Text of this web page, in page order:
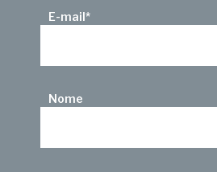
E-mail*
Nome